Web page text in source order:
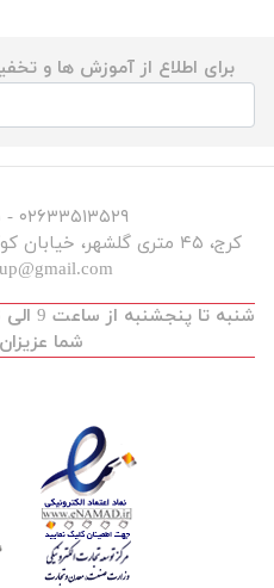
برای اطلاع از آموزش ها و
۰۲۶۳۳۵۱۳۵۲۹ - ۰۲۶۳۳۵۳۴۳۱۵
کرج، ۴۵ متری گلشهر، خیابان کوکب شرقی، عکس و فیلم مکث
شما